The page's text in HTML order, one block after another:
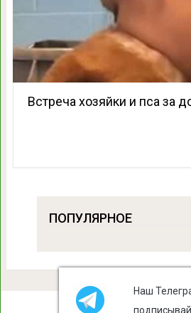
Встреча хозяйки и пса за
ПОПУЛЯРНОЕ
Наш